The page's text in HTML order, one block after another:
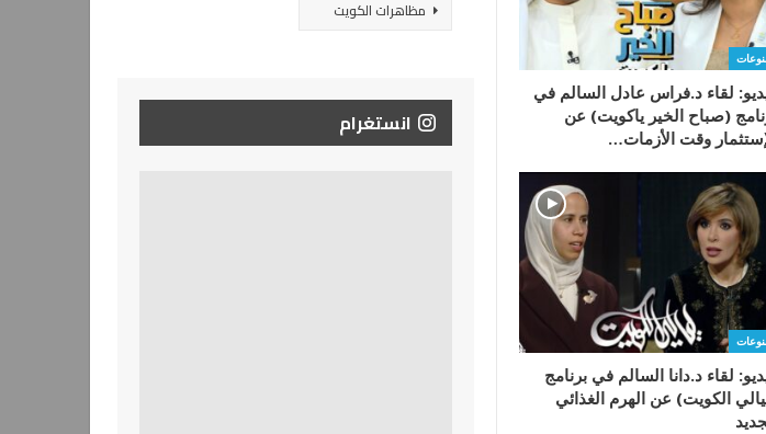
لقاء د.فراس عادل السالم في
(صباح الخير ياكويت) عن
وقت الأزمات…
لقاء د.دانا السالم في برنامج
الكويت) عن الهرم الغذائي
مظاهرات الكويت
انستغرام